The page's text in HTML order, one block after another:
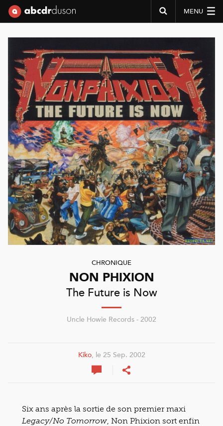
MENU
CHRONIQUE
NON PHIXION
The Future is Now
Uncle Howie Records - 2002
Kiko, le 25 Sep. 2002
Six ans après la sortie de son premier maxi
Legacy/No Tomorrow , Non Phixion sort enfin